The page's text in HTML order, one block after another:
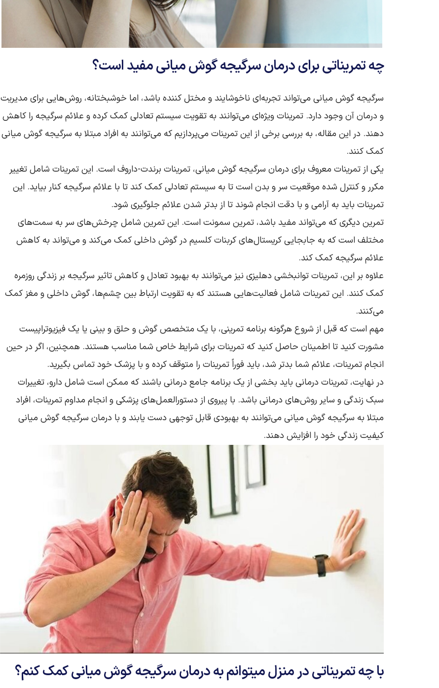
چه تمریناتی برای درمان سرگیجه گوش میانی مفید است؟
سرگیجه گوش میانی می‌تواند تجربه‌ای ناخوشایند و مختل کننده باشد، اما خوشبختانه، روش‌هایی برای مدیریت
و درمان آن وجود دارد. تمرینات ویژه‌ای می‌توانند به تقویت سیستم تعادلی کمک کرده و علائم سرگیجه را کاهش
دهند. در این مقاله، به بررسی برخی از این تمرینات می‌پردازیم که می‌توانند به افراد مبتلا به سرگیجه گوش میانی
کمک کنند.
یکی از تمرینات معروف برای درمان سرگیجه گوش میانی، تمرینات برندت-داروف است. این تمرینات شامل تغییر
مکرر و کنترل شده موقعیت سر و بدن است تا به سیستم تعادلی کمک کند تا با علائم سرگیجه کنار بیاید. این
تمرینات باید به آرامی و با دقت انجام شوند تا از بدتر شدن علائم جلوگیری شود.
تمرین دیگری که می‌تواند مفید باشد، تمرین سمونت است. این تمرین شامل چرخش‌های سر به سمت‌های
مختلف است که به جابجایی کریستال‌های کربنات کلسیم در گوش داخلی کمک می‌کند و می‌تواند به کاهش
علائم سرگیجه کمک کند.
علاوه بر این، تمرینات توانبخشی دهلیزی نیز می‌توانند به بهبود تعادل و کاهش تاثیر سرگیجه بر زندگی روزمره
کمک کنند. این تمرینات شامل فعالیت‌هایی هستند که به تقویت ارتباط بین چشم‌ها، گوش داخلی و مغز کمک
می‌کنند.
مهم است که قبل از شروع هرگونه برنامه تمرینی، با یک متخصص گوش و حلق و بینی یا یک فیزیوتراپیست
مشورت کنید تا اطمینان حاصل کنید که تمرینات برای شرایط خاص شما مناسب هستند. همچنین، اگر در حین
انجام تمرینات، علائم شما بدتر شد، باید فوراً تمرینات را متوقف کرده و با پزشک خود تماس بگیرید.
در نهایت، تمرینات درمانی باید بخشی از یک برنامه جامع درمانی باشند که ممکن است شامل دارو، تغییرات
سبک زندگی و سایر روش‌های درمانی باشد. با پیروی از دستورالعمل‌های پزشکی و انجام مداوم تمرینات، افراد
مبتلا به سرگیجه گوش میانی می‌توانند به بهبودی قابل توجهی دست یابند و با درمان سرگیجه گوش میانی
کیفیت زندگی خود را افزایش دهند.
با چه تمریناتی در منزل میتوانم به درمان سرگیجه گوش میانی کمک کنم؟